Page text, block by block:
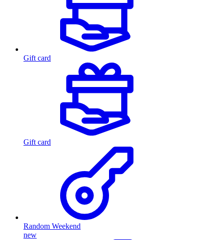
Gift card
Gift card
Random Weekend
new